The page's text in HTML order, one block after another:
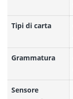
Tipi di carta
Grammatura
Sensore